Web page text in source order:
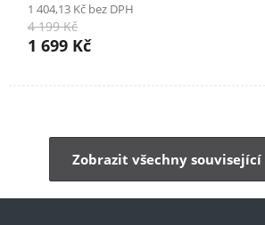
1 404,13 Kč bez DPH
4 199 Kč
1 699 Kč
Zobrazit všechny